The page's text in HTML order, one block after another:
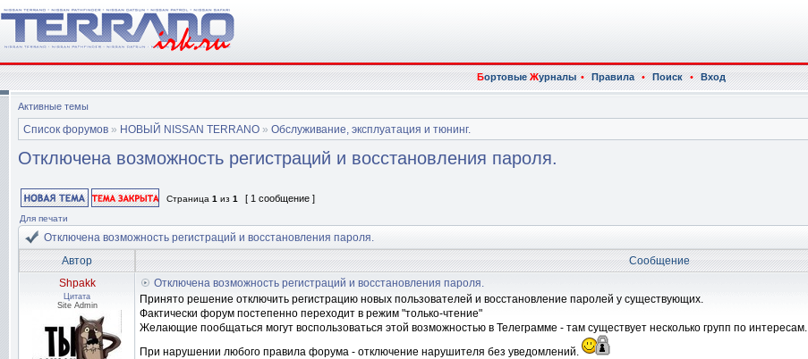
БортовыеЖурналы • Правила • Поиск • Вход
Активные темы
Список форумов » НОВЫЙ NISSAN TERRANO » Обслуживание, эксплуатация и тюнинг.
Отключена возможность регистраций и восстановления пароля.
Страница 1 из 1 [ 1 сообщение ]
Для печати
Отключена возможность регистраций и восстановления пароля.
Автор
Сообщение
Shpakk
Цитата
Site Admin
Отключена возможность регистраций и восстановления пароля.
Принято решение отключить регистрацию новых пользователей и восстановление паролей у существующих.
Фактически форум постепенно переходит в режим "только-чтение"
Желающие пообщаться могут воспользоваться этой возможностью в Телеграмме - там существует несколько групп по интересам.
При нарушении любого правила форума - отключение нарушителя без уведомлений.